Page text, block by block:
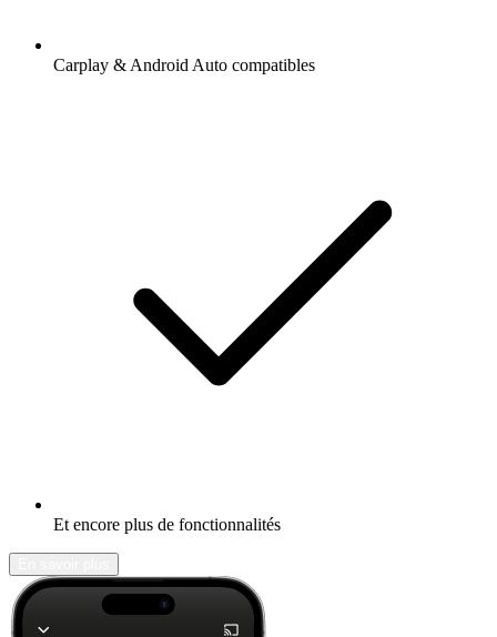
Carplay & Android Auto compatibles
Et encore plus de fonctionnalités